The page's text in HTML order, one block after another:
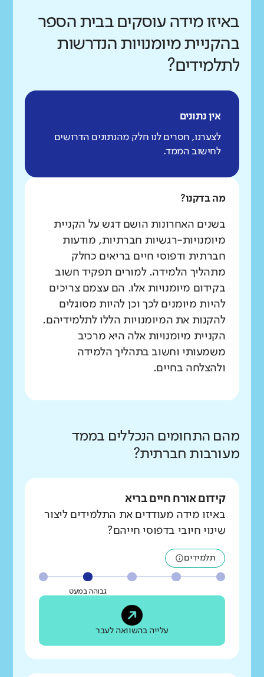
באיזו מידה עוסקים בבית הספר
בהקניית מיומנויות הנדרשות
לתלמידים?
אין נתונים
לצערנו, חסרים לנו חלק מהנתונים הדרושים
לחישוב הממד.
מה בדקנו?
בשנים האחרונות הושם דגש על הקניית
מיומנויות-רגשיות חברתיות, מודעות
חברתית ודפוסי חיים בריאים כחלק
מתהליך הלמידה. למורים תפקיד חשוב
בקידום מיומנויות אלו. הם עצמם צריכים
להיות מיומנים לכך וכן להיות מסוגלים
להקנות את המיומנויות הללו לתלמידיהם.
הקניית מיומנויות אלה היא מרכיב
משמעותי וחשוב בתהליך הלמידה
ולהצלחה בחיים.
מהם התחומים הנכללים בממד
מעורבות חברתית?
קידום אורח חיים בריא
באיזו מידה מעודדים את התלמידים ליצור
שינוי חיובי בדפוסי חייהם?
תלמידים
גבוהה במעט
עלייה בהשוואה לעבר